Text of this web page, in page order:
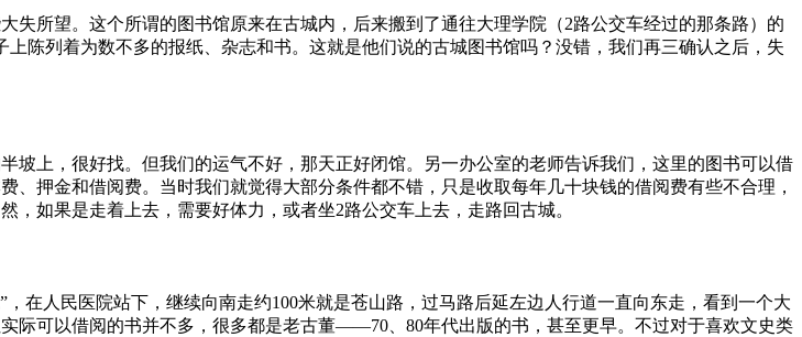
所望。这个所谓的图书馆原来在古城内，后来搬到了通往大理学院（2路公交车经过的那条路）的
陈列着为数不多的报纸、杂志和书。这就是他们说的古城图书馆吗？没错，我们再三确认之后，失
上，很好找。但我们的运气不好，那天正好闭馆。另一办公室的老师告诉我们，这里的图书可以借
押金和借阅费。当时我们就觉得大部分条件都不错，只是收取每年几十块钱的借阅费有些不合理，
如果是走着上去，需要好体力，或者坐2路公交车上去，走路回古城。
在人民医院站下，继续向南走约100米就是苍山路，过马路后延左边人行道一直向东走，看到一个大
际可以借阅的书并不多，很多都是老古董——70、80年代出版的书，甚至更早。不过对于喜欢文史类